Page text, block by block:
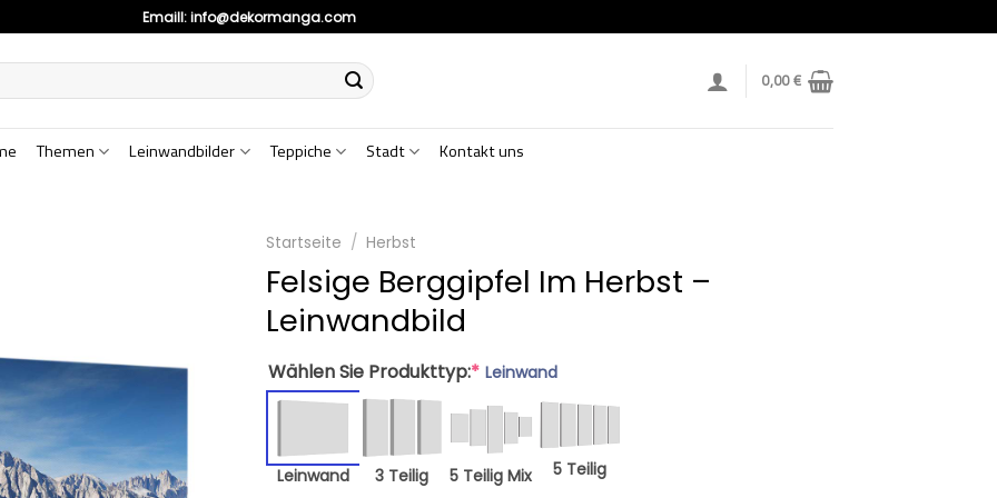
Emaill:info@dekormanga.com
0,00€
Themen Leinwandbilder Teppiche Stadt Kontakt uns
Startseite / Herbst
Felsige Berggipfel Im Herbst –
Leinwandbild
Wählen Sie Produkttyp:* Leinwand
Leinwand 3 Teilig 5 Teilig Mix 5 Teilig